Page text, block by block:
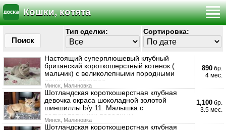
Кошки, котята
Поиск
Тип сделки: Сортировка:
Настоящий суперплюшевый клубный
британский короткошерстный котенок (
мальчик) с великолепными породными
данными, прекрас
Минск, Малиновка
890 бр.
4 мес.
Шотландская короткошерстная клубная
девочка окраса шоколадной золотой
шиншиллы b/y 11. Малышка с
великолепными породным
Минск, Малиновка
1,100 бр.
3.5 мес.
Шотландская короткошерстная клубная